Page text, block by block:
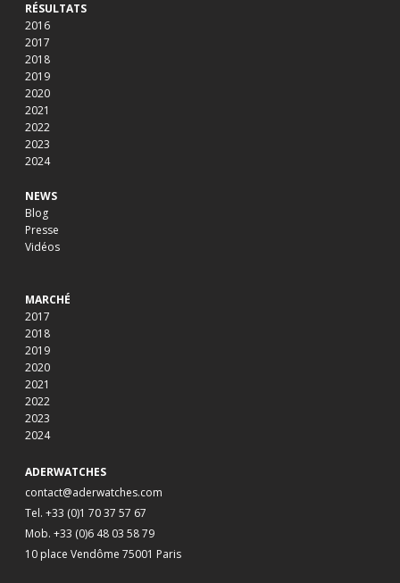
RÉSULTATS
2016
2017
2018
2019
2020
2021
2022
2023
2024
NEWS
Blog
Presse
Vidéos
MARCHÉ
2017
2018
2019
2020
2021
2022
2023
2024
ADERWATCHES
contact@aderwatches.com
Tel. +33 (0)1 70 37 57 67
Mob. +33 (0)6 48 03 58 79
10 place Vendôme 75001 Paris